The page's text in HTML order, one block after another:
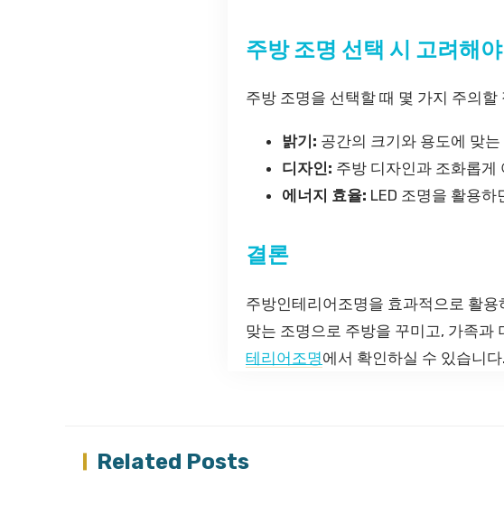
주방 조명 선택 시 고려해
주방 조명을 선택할 때 몇 가지 주의할
밝기: 공간의 크기와 용도에 맞
디자인: 주방 디자인과 조화롭게
에너지 효율: LED 조명을 활용
결론
주방인테리어조명을 효과적으로 활
맞는 조명으로 주방을 꾸미고, 가족과
테리어조명에서 확인하실 수 있습니다.
Related Posts